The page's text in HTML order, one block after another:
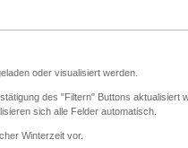
oder visualisiert werden.
des "Filtern" Buttons aktualisiert
sich alle Felder automatisch.
Winterzeit vor.